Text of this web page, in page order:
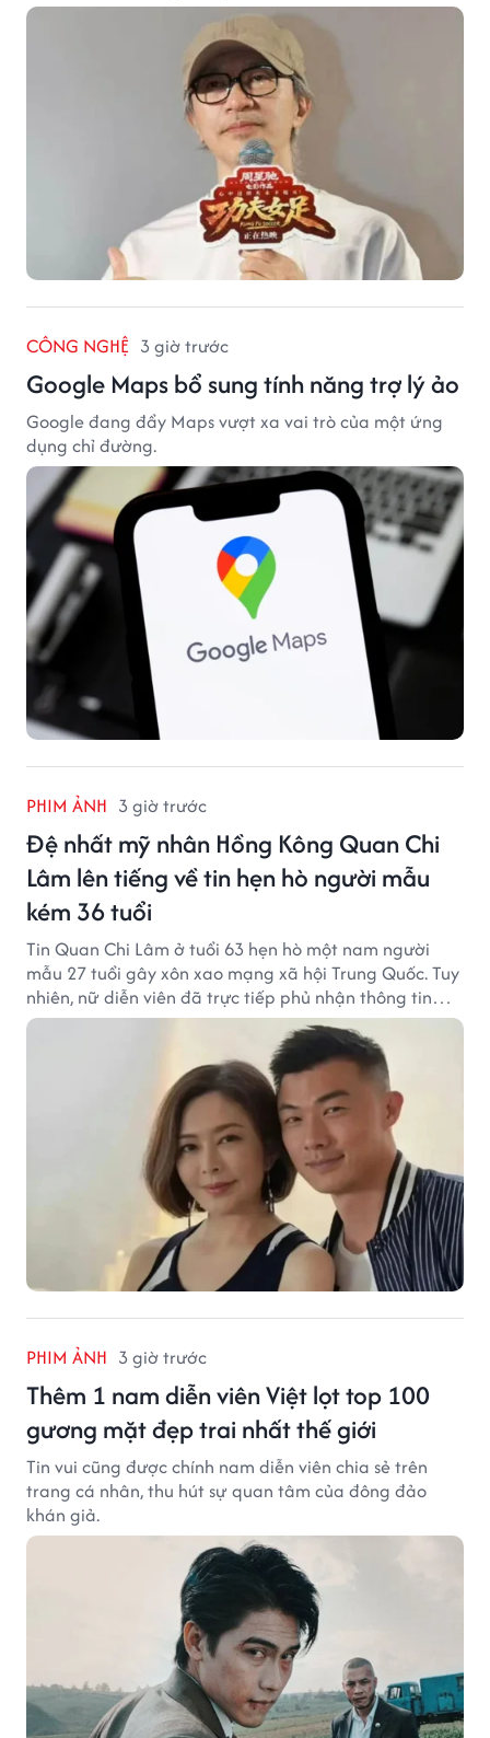
CÔNG NGHỆ 3 giờ trước
Google Maps bổ sung tính năng trợ lý ảo
Google đang đẩy Maps vượt xa vai trò của một ứng
dụng chỉ đường.
PHIM ẢNH 3 giờ trước
Đệ nhất mỹ nhân Hồng Kông Quan Chi
Lâm lên tiếng về tin hẹn hò người mẫu
kém 36 tuổi
Tin Quan Chi Lâm ở tuổi 63 hẹn hò một nam người
mẫu 27 tuổi gây xôn xao mạng xã hội Trung Quốc. Tuy
nhiên, nữ diễn viên đã trực tiếp phủ nhận thông tin
này.
PHIM ẢNH 3 giờ trước
Thêm 1 nam diễn viên Việt lọt top 100
gương mặt đẹp trai nhất thế giới
Tin vui cũng được chính nam diễn viên chia sẻ trên
trang cá nhân, thu hút sự quan tâm của đông đảo
khán giả.